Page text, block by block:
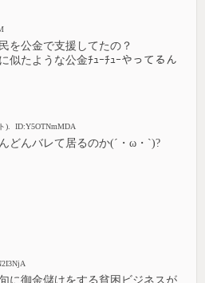
を公金で支援してたの？
似たような公金ﾁｭｰﾁｭｰやってるん
). ID:Y5OTNmMDA
どんバレて居るのか(´・ω・`)?
に御金儲けをする貧困ビジネスが